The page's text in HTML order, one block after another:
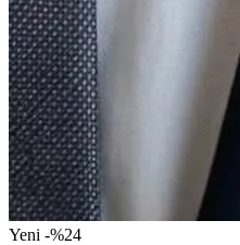
Yeni -%24